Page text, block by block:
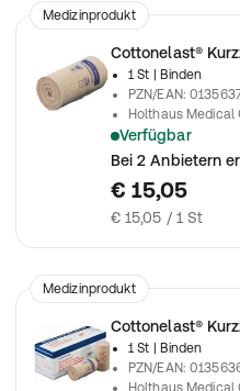
Medizinprodukt
Cottonelast®
1 St
| Binden
PZN/EAN:
Holthaus Medical
Verfügbar
Elastische
Bei 2 Anbietern
€ 15,05
€ 15,05 / 1 St
Medizinprodukt
Cottonelast®
1 St
| Binden
PZN/EAN:
Holthaus Medical